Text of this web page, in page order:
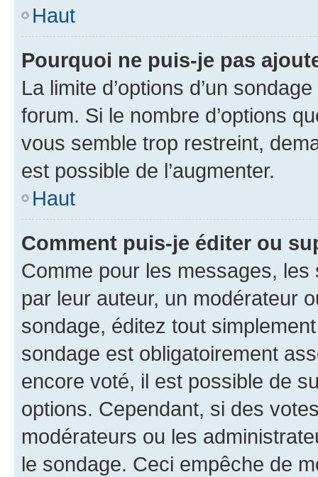
Haut
Pourquoi ne puis-je pas
La limite d’options d’un
forum. Si le nombre d’options
vous semble trop restreint,
est possible de l’augmenter.
Haut
Comment puis-je éditer ou
Comme pour les messages,
par leur auteur, un modérateur
sondage, éditez tout
sondage est obligatoirement
encore voté, il est possible de
options. Cependant, si des
modérateurs ou les
le sondage. Ceci empêche de